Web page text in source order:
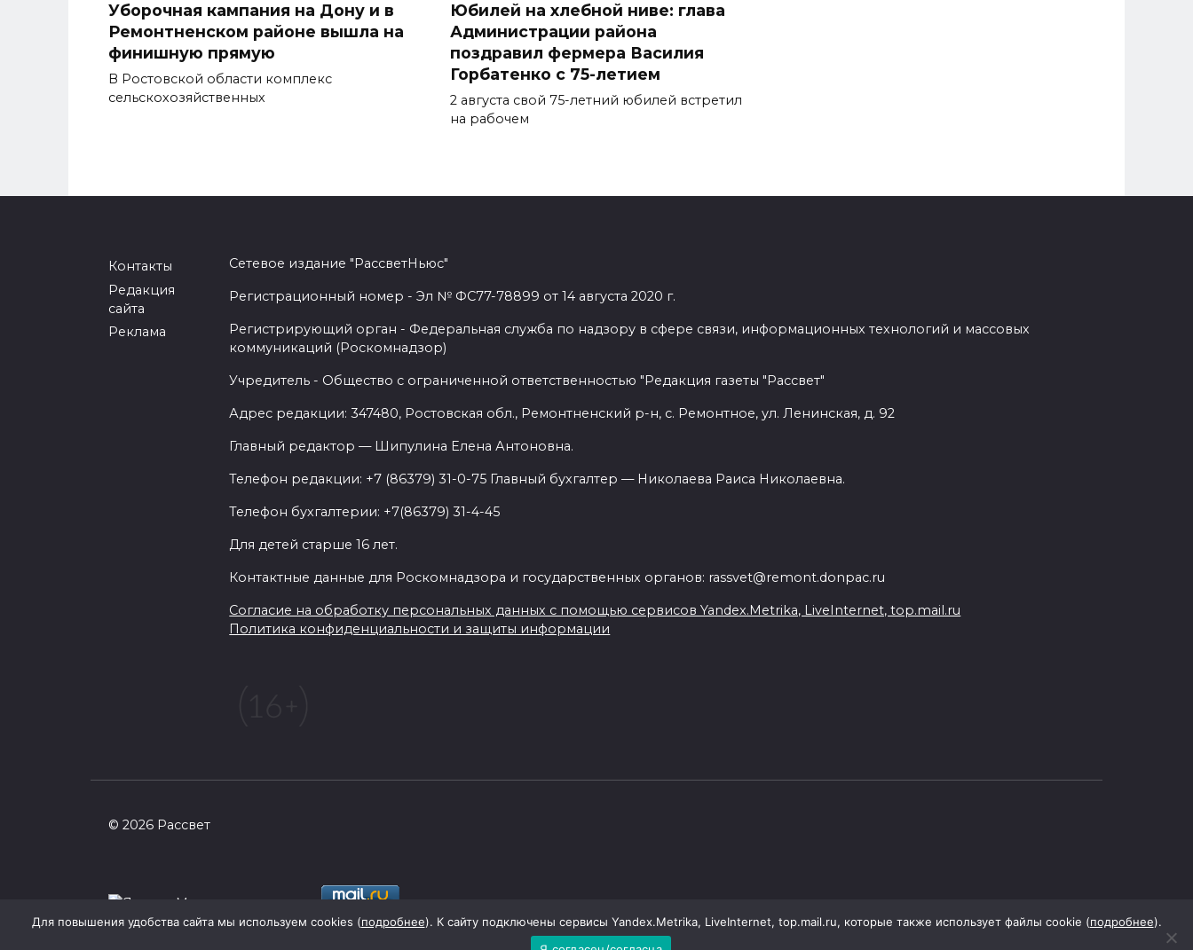
Уборочная кампания на Дону и в
Ремонтненском районе вышла на
финишную прямую
В Ростовской области комплекс
сельскохозяйственных
Юбилей на хлебной ниве: глава
Администрации района
поздравил фермера Василия
Горбатенко с 75-летием
2 августа свой 75-летний юбилей встретил
на рабочем
Контакты
Редакция
сайта
Реклама
Сетевое издание "РассветНьюс"
Регистрационный номер - Эл № ФС77-78899 от 14 августа 2020 г.
Регистрирующий орган - Федеральная служба по надзору в сфере связи, информационных технологий и массовых
коммуникаций (Роскомнадзор)
Учредитель - Общество с ограниченной ответственностью "Редакция газеты "Рассвет"
Адрес редакции: 347480, Ростовская обл., Ремонтненский р-н, с. Ремонтное, ул. Ленинская, д. 92
Главный редактор — Шипулина Елена Антоновна.
Телефон редакции: +7 (86379) 31-0-75 Главный бухгалтер — Николаева Раиса Николаевна.
Телефон бухгалтерии: +7(86379) 31-4-45
Для детей старше 16 лет.
Контактные данные для Роскомнадзора и государственных органов: rassvet@remont.donpac.ru
Согласие на обработку персональных данных с помощью сервисов Yandex.Metrika, LiveInternet, top.mail.ru
Политика конфиденциальности и защиты информации
© 2026 Рассвет
Для повышения удобства сайта мы используем cookies (подробнее). К сайту подключены сервисы Yandex.Metrika, LiveInternet, top.mail.ru, которые также использует файлы cookie (подробнее).